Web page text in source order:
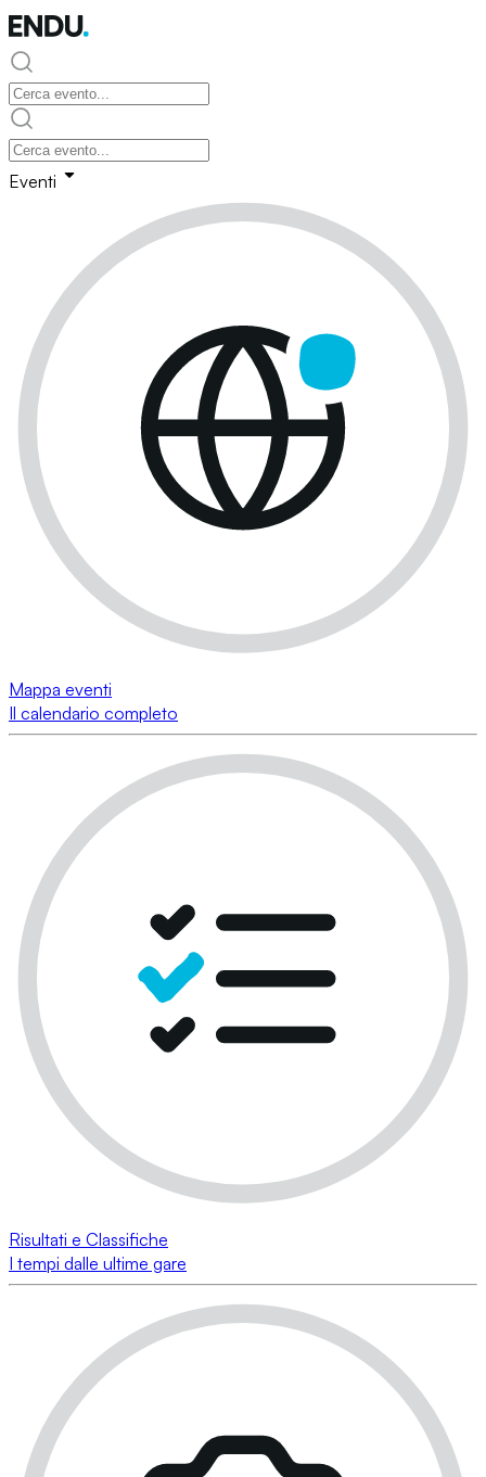
Eventi
Mappa eventi
Il calendario completo
Risultati e Classifiche
I tempi dalle ultime gare